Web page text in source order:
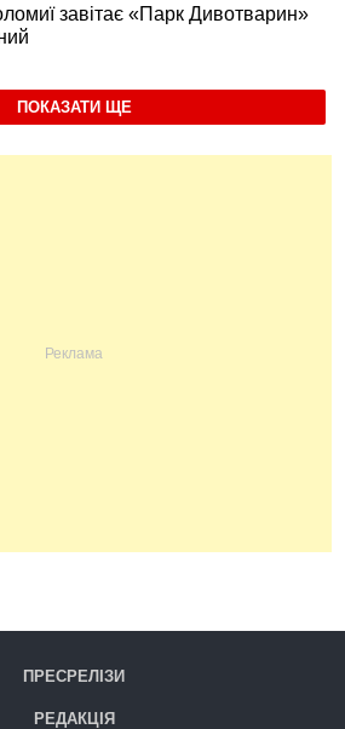
завітає «Парк Дивотварин»
ПОКАЗАТИ ЩЕ
ПРЕСРЕЛІЗИ
РЕДАКЦІЯ